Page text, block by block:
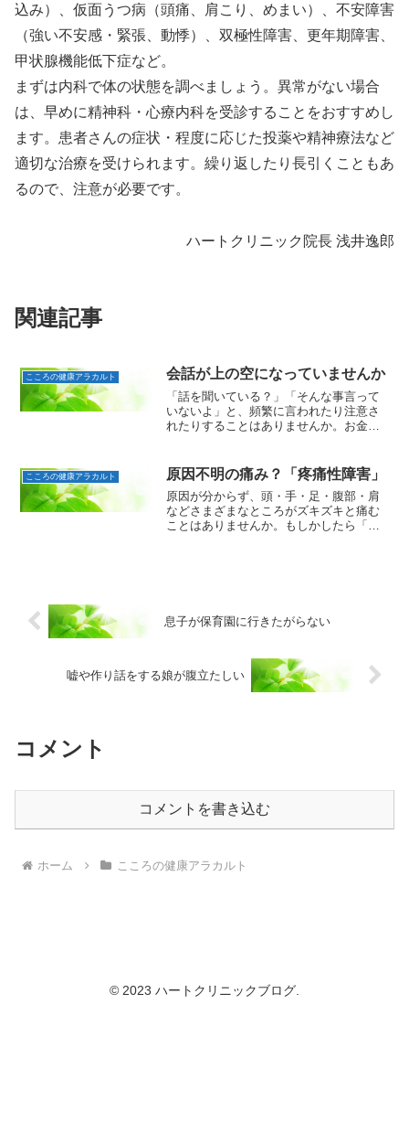
込み）、仮面うつ病（頭痛、肩こり、めまい）、不安障害
（強い不安感・緊張、動悸）、双極性障害、更年期障害、
甲状腺機能低下症など。
まずは内科で体の状態を調べましょう。異常がない場合
は、早めに精神科・心療内科を受診することをおすすめし
ます。患者さんの症状・程度に応じた投薬や精神療法など
適切な治療を受けられます。繰り返したり長引くこともあ
るので、注意が必要です。
ハートクリニック院長 浅井逸郎
関連記事
こころの健康アラカルト 会話が上の空になっていませんか
「話を聞いている？」「そんな事言って
いないよ」と、頻繁に言われたり注意さ
れたりすることはありませんか。お金の
中のときなどは、話が耳に入らないかも
しれません。また、疲労で...
こころの健康アラカルト 原因不明の痛み？「疼痛性障害」
原因が分からず、頭・手・足・腹部・肩
などさまざまなところがズキズキと痛む
ことはありませんか。もしかしたら「疼
息子が保育園に行きたがらない
嘘や作り話をする娘が腹立たしい
コメント
コメントを書き込む
ホーム こころの健康アラカルト
© 2023 ハートクリニックブログ.